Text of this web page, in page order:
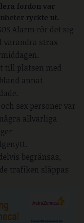
fordon var
ryckte ut.
Alarm rör det sig
varandra strax
till platsen med
annat
sex personer var
allvarliga
begränsas,
trafiken släppas